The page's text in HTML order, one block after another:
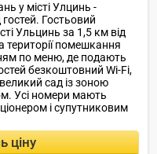
у місті Улцинь -
Гостьовий
Ульцинь за 1,5 км від
помешкання
по меню, де подають
безкоштовний Wi-Fi,
сад із зоною
Усі номери мають
і супутниковим
ціну